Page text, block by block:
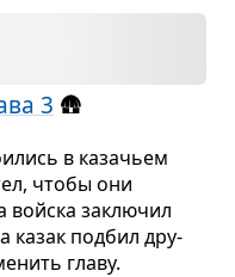
3 🛖
в каза­чьем
чтобы они
войска заклю­чил
казак под­бил дру­
главу.